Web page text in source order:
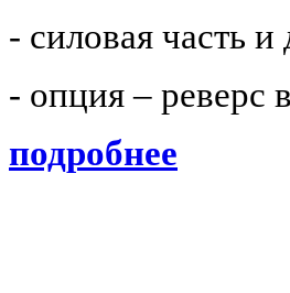
- силовая часть
- опция – реверс
подробнее